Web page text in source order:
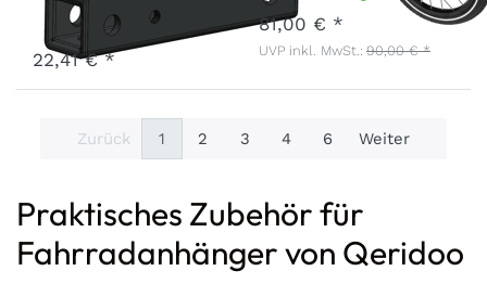
3 - 7 Werktage
22,41 € *
81,00 € *
UVP inkl. MwSt.: 90,00 € *
Zurück 1 2 3 4 6 Weiter
Praktisches Zubehör für
Fahrradanhänger von Qeridoo